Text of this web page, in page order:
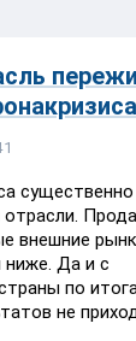
существенно
внешние
ниже. Да и с
по
не